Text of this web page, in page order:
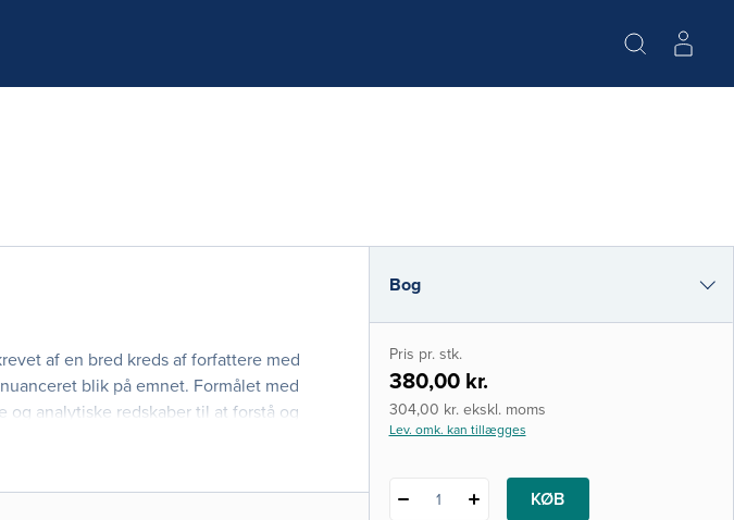
af en bred kreds af forfattere med
blik på emnet. Formålet med
analytiske redskaber til at forstå og
Bog
e-bog
i-bog
Pris pr. stk.
380,00 kr.
304,00 kr. ekskl. moms
Lev. omk. kan tillægges
1 KØB